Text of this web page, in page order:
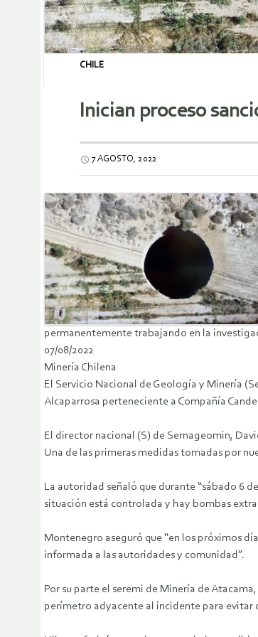
CHILE
Inician proceso
7 AGOSTO, 2022
permanentemente trabajando en la
07/08/2022
Minería Chilena
El Servicio Nacional de Geología y Minería
Alcaparrosa perteneciente a Compañía
El director nacional (S) de Sernageomin,
Una de las primeras medidas tomadas por
La autoridad señaló que durante “sábado 6
situación está controlada y hay bombas
Montenegro aseguró que “en los próximos
informada a las autoridades y comunidad”.
Por su parte el seremi de Minería de
perímetro adyacente al incidente para evitar